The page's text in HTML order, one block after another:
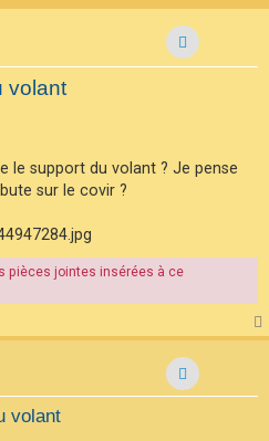
volant
le support du volant ? Je pense
sur le covir ?
pièces jointes insérées à ce
volant